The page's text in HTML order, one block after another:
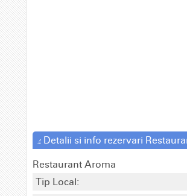
Detalii si info rezervari
Restaurant Aroma
Tip Local: